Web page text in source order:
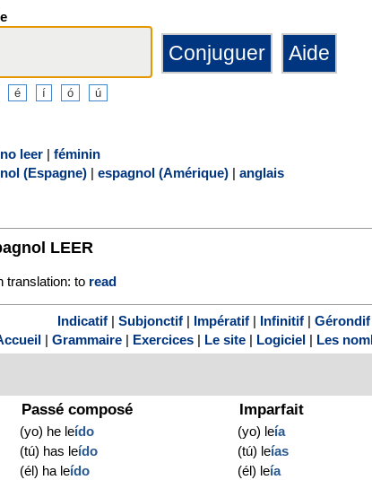
no leer | féminin
(Espagne) | espagnol (Amérique) | anglais
LEER
translation: to read
Indicatif| Subjonctif| Impératif| Infinitif| Gérondif|
Grammaire Exercices Le site Logiciel Les
Passé composé
(yo) he leído
(tú) has leído
(él) ha leído
Imparfait
(yo) leía
(tú) leías
(él) leía